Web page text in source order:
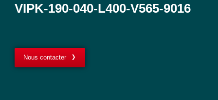
VIPK-190-040-L400-V565-9016
Nous contacter